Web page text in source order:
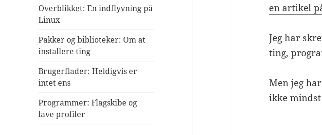
Overblikket: En indflyvning på
Linux
Pakker og biblioteker: Om at
installere ting
Brugerflader: Heldigvis er
intet ens
Programmer: Flagskibe og
lave profiler
en artikel
Jeg har
ting,
Men jeg
ikke